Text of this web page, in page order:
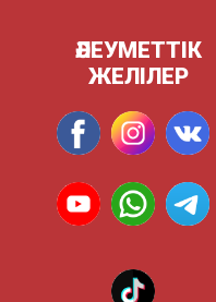
ӘЛЕУМЕТТІК
ЖЕЛІЛЕР